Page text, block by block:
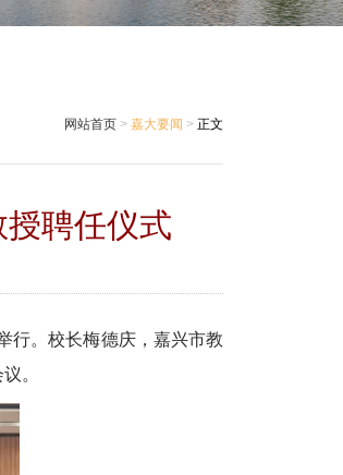
网站首页> 嘉大要闻 > 正文
聘任仪式
行。校长梅德庆，嘉兴市教
。